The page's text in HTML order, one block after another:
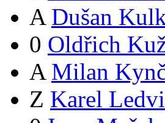
A Dušan
0 Oldřich
A Milan
Z Karel